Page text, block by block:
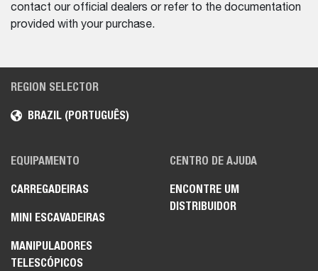
contact our official dealers or refer to the documentation
provided with your purchase.
REGION SELECTOR
BRAZIL (PORTUGUÊS)
EQUIPAMENTO
CARREGADEIRAS
MINI ESCAVADEIRAS
MANIPULADORES
TELESCÓPICOS
CENTRO DE AJUDA
ENCONTRE UM
DISTRIBUIDOR